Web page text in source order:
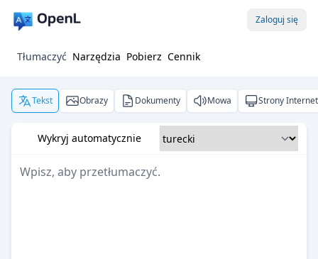
Zaloguj się
Tłumaczyć Narzędzia Pobierz Cennik
Tekst Obrazy Dokumenty Mowa Strony
Wykryj automatycznie